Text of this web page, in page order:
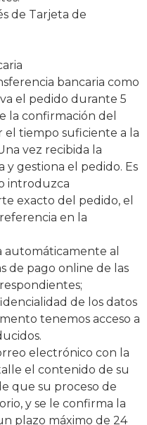
de Tarjeta de
bancaria como
el pedido durante 5
la confirmación del
el tiempo suficiente a la
vez recibida la
y gestiona el pedido. Es
introduzca
exacto del pedido, el
en la
automáticamente al
de pago online de las
de los datos
tenemos acceso a
electrónico con la
el contenido de su
que su proceso de
y se le confirma la
plazo máximo de 24